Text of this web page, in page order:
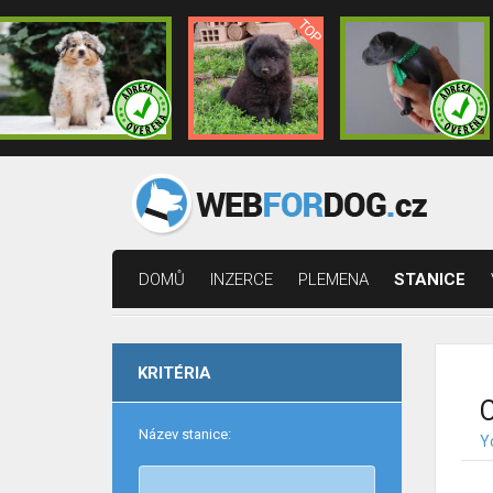
DOMŮ INZERCE PLEMENA STANICE
KRITÉRIA
Název stanice: